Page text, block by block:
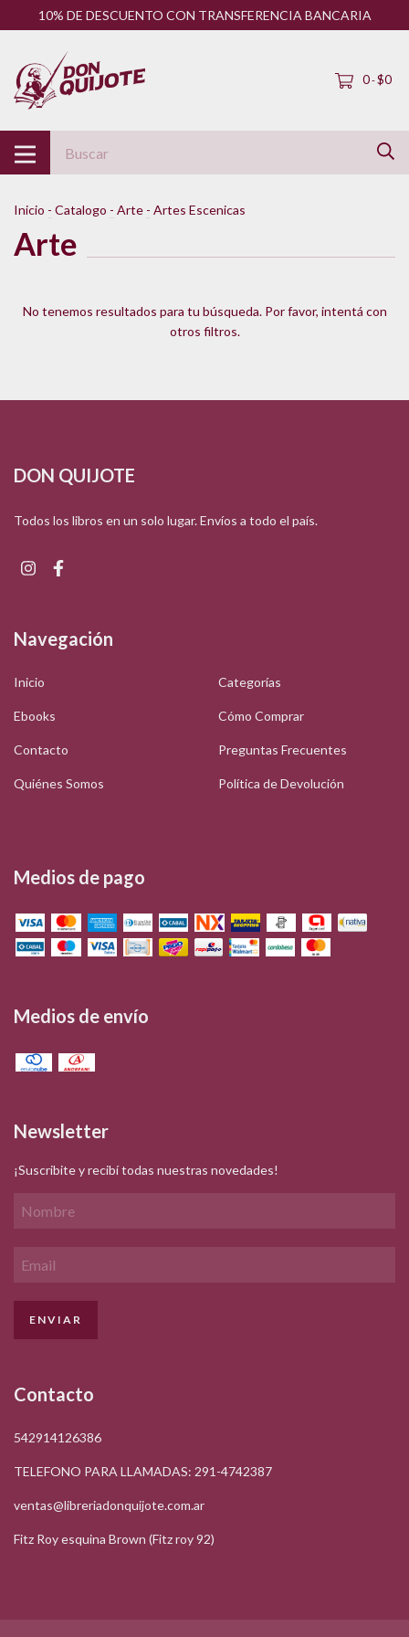
10% DE DESCUENTO CON TRANSFERENCIA BANCARIA
0-$0
Inicio - Catalogo - Arte - Artes Escenicas
Arte
No tenemos resultados para tu búsqueda. Por favor, intentá con
otros filtros.
DON QUIJOTE
Todos los libros en un solo lugar. Envíos a todo el país.
Navegación
Inicio Categorías
Ebooks Cómo Comprar
Contacto Preguntas Frecuentes
Quiénes Somos Política de Devolución
Medios de pago
Medios de envío
Newsletter
¡Suscribite y recibí todas nuestras novedades!
Contacto
542914126386
TELEFONO PARA LLAMADAS: 291-4742387
ventas@libreriadonquijote.com.ar
Fitz Roy esquina Brown (Fitz roy 92)